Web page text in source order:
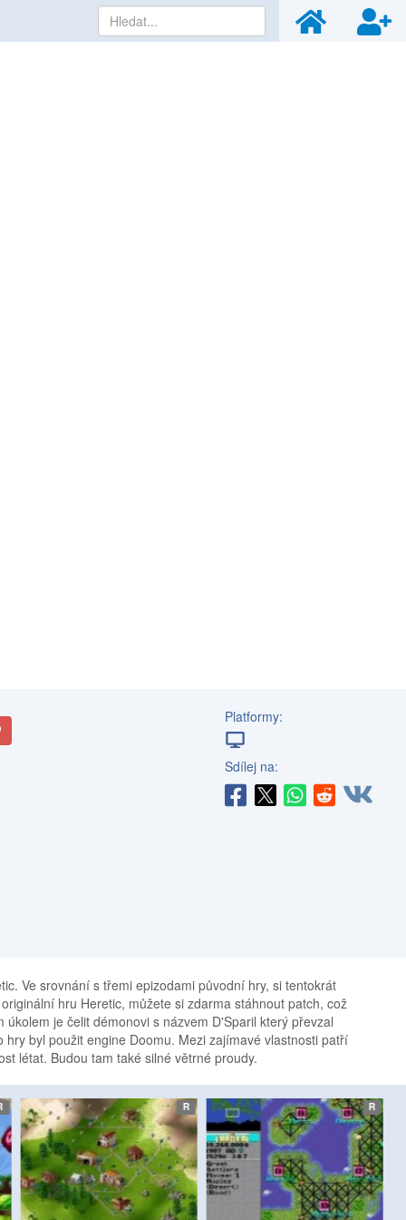
Platformy:
Sdílej na:
Ve srovnání s třemi epizodami původní hry, si tentokrát
hru Heretic, můžete si zdarma stáhnout patch, což
je čelit démonovi s názvem D'Sparil který převzal
byl použit engine Doomu. Mezi zajímavé vlastnosti patří
létat. Budou tam také silné větrné proudy.
etro Retro Retro